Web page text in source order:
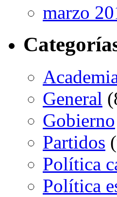
marzo
General
Gobierno
Partidos
Política
Política